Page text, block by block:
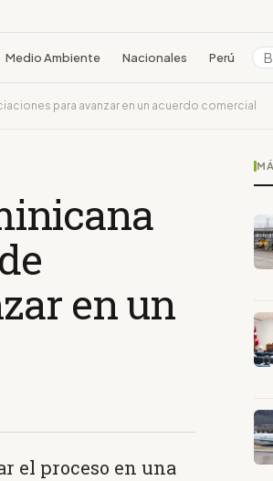
Medio Ambiente Nacionales Perú
para avanzar en un acuerdo comercial
en un
el proceso en una